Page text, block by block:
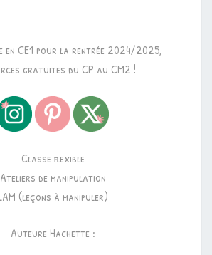
en CE1 pour la rentrée 2024/2025,
gratuites du CP au CM2 !
Classe flexible
Ateliers de manipulation
(leçons à manipuler)
Auteure Hachette :